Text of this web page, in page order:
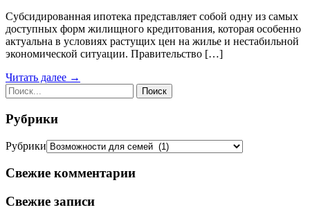
Субсидированная ипотека представляет собой одну из самых
доступных форм жилищного кредитования, которая особенно
актуальна в условиях растущих цен на жилье и нестабильной
экономической ситуации. Правительство […]
Читать далее →
Рубрики
Рубрики
Свежие комментарии
Свежие записи